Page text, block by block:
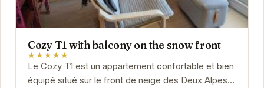
Cozy T1 with balcony on the snow front
★★★★★
Le Cozy T1 est un appartement confortable et bien
équipé situé sur le front de neige des Deux Alpes. Il